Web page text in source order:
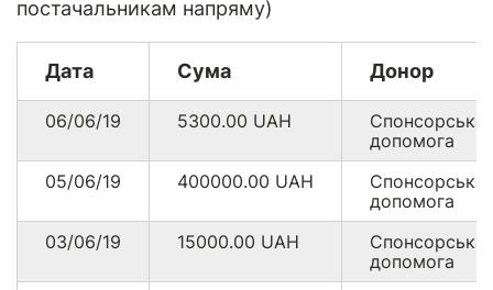
постачальникам напряму)
Дата Сума Донор
06/06/19 5300.00 UAH
Спонсорська
допомога
05/06/19
400000.00 UAH
Спонсорська
допомога
03/06/19
15000.00 UAH
Спонсорська
допомога